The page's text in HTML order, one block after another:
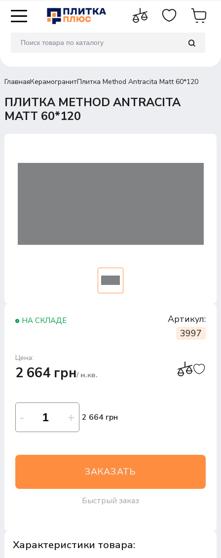
ГлавнаяКерамогранитПлитка Method Antracita Matt 60*120
ПЛИТКА METHOD ANTRACITA
MATT 60*120
НА СКЛАДЕ
Артикул:
3997
Цена:
2 664 грн/ м.кв.
2 664 грн
ЗАКАЗАТЬ
Быстрый заказ
Характеристики товара: